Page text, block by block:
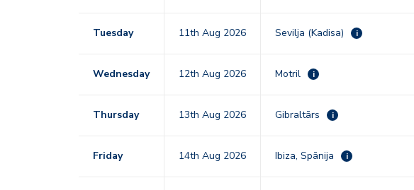
Tuesday 11th Aug 2026 Sevilja (Kadisa) i
Wednesday 12th Aug 2026 Motril i
Thursday 13th Aug 2026 Gibraltārs i
Friday 14th Aug 2026 Ibiza, Spānija i